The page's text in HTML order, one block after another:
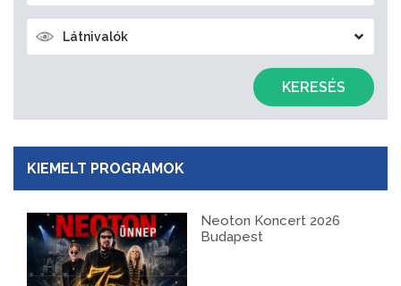
Látnivalók
KERESÉS
KIEMELT PROGRAMOK
Neoton Koncert 2026
Budapest